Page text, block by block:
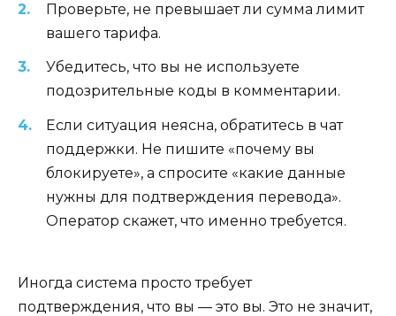
Проверьте, не превышает ли сумма лимит
вашего тарифа.
Убедитесь, что вы не используете
подозрительные коды в комментарии.
Если ситуация неясна, обратитесь в чат
поддержки. Не пишите «почему вы
блокируете», а спросите «какие данные
нужны для подтверждения перевода».
Оператор скажет, что именно требуется.
Иногда система просто требует
подтверждения, что вы — это вы. Это не значит,